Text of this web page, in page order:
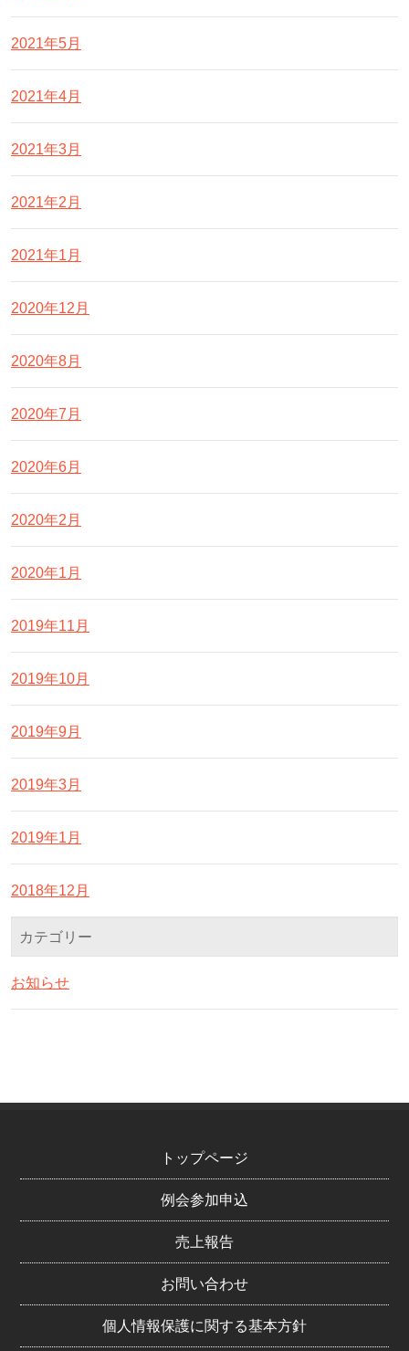
2021年5月
2021年4月
2021年3月
2021年2月
2021年1月
2020年12月
2020年8月
2020年7月
2020年6月
2020年2月
2020年1月
2019年11月
2019年10月
2019年9月
2019年3月
2019年1月
2018年12月
カテゴリー
お知らせ
トップページ
例会参加申込
売上報告
お問い合わせ
個人情報保護に関する基本方針